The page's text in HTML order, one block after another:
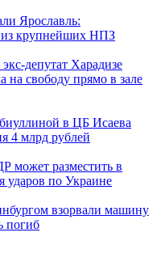
Ярославль:
из крупнейших НПЗ
депутат Харадизе
на свободу прямо в зале
в ЦБ Исаева
4 млрд рублей
может разместить в
ударов по Украине
взорвали машину
погиб